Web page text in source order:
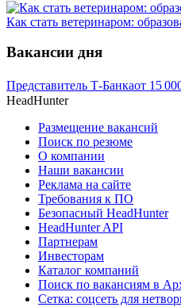
Как стать ветеринаром:
Вакансии дня
Представитель Т-Банкаот 15
HeadHunter
Размещение вакансий
Поиск по резюме
О компании
Наши вакансии
Реклама на сайте
Требования к ПО
Безопасный HeadHunter
HeadHunter API
Партнерам
Инвесторам
Каталог компаний
Поиск по вакансиям в
Сетка: соцсеть для